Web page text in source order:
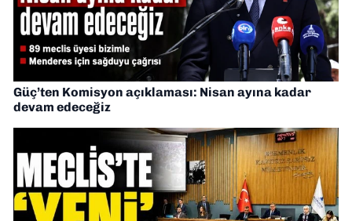
Güç’ten Komisyon açıklaması: Nisan ayına kadar
devam edeceğiz